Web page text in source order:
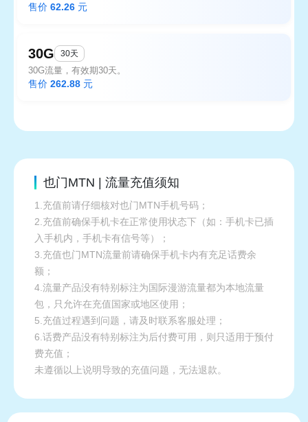
售价 62.26 元
30G 30天
30G流量，有效期30天。
售价 262.88 元
也门MTN | 流量充值须知
1.充值前请仔细核对也门MTN手机号码；
2.充值前确保手机卡在正常使用状态下（如：手机卡已插
入手机内，手机卡有信号等）；
3.充值也门MTN流量前请确保手机卡内有充足话费余
额；
4.流量产品没有特别标注为国际漫游流量都为本地流量
包，只允许在充值国家或地区使用；
5.充值过程遇到问题，请及时联系客服处理；
6.话费产品没有特别标注为后付费可用，则只适用于预付
费充值；
未遵循以上说明导致的充值问题，无法退款。